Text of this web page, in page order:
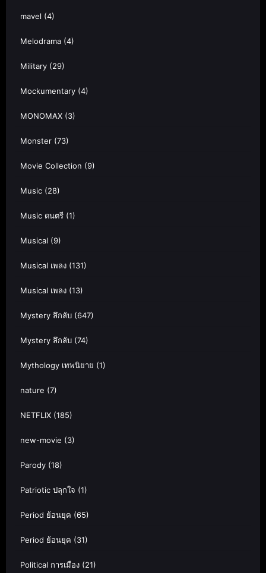
mavel (4)
Melodrama (4)
Military (29)
Mockumentary (4)
MONOMAX (3)
Monster (73)
Movie Collection (9)
Music (28)
Music ดนตรี (1)
Musical (9)
Musical เพลง (131)
Musical เพลง (13)
Mystery ลึกลับ (647)
Mystery ลึกลับ (74)
Mythology เทพนิยาย (1)
nature (7)
NETFLIX (185)
new-movie (3)
Parody (18)
Patriotic ปลุกใจ (1)
Period ย้อนยุค (65)
Period ย้อนยุค (31)
Political การเมือง (21)